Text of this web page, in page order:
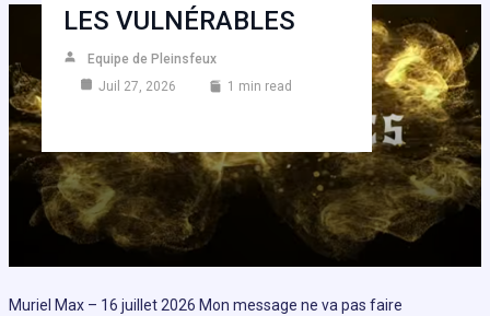
LES VULNÉRABLES
Equipe de Pleinsfeux
Juil 27, 2026
1 min read
Muriel Max – 16 juillet 2026 Mon message ne va pas faire